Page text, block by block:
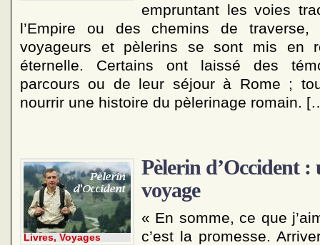
empruntant les voies
l’Empire ou des chemins de
voyageurs et pèlerins se sont mis en
éternelle. Certains ont laissé des
parcours ou de leur séjour à Rome ;
nourrir une histoire du pèlerinage romain.
Livres, Voyages
Pèlerin d’Occident :
voyage
« En somme, ce que
c’est la promesse.